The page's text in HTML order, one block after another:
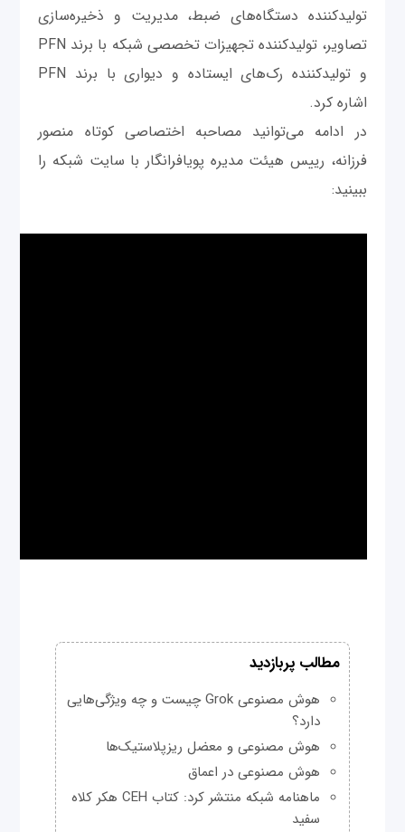
توليد‌کننده دستگاه‌های ضبط، مديريت و ذخيره‌سازی
تصاوير، توليد‌کننده تجهيزات تخصصی شبکه با برند PFN
و توليد‌کننده رک‌های ايستاده و ديواری با برند PFN
اشاره کرد.
در ادامه می‌توانید مصاحبه اختصاصی کوتاه منصور
فرزانه، رییس هیئت مدیره پویافرانگار با سایت شبکه را
ببینید:
مطالب پربازدید
هوش مصنوعی Grok چیست و چه ویژگی‌هایی
دارد؟
هوش مصنوعی و معضل ریزپلاستیک‌ها
هوش مصنوعی در اعماق
ماهنامه شبکه منتشر کرد: کتاب CEH هکر کلاه
سفید